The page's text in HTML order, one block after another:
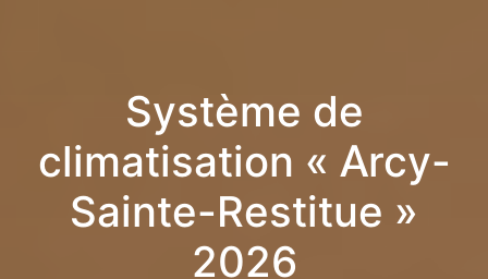
Système de
climatisation « Arcy-
Sainte-Restitue »
2026